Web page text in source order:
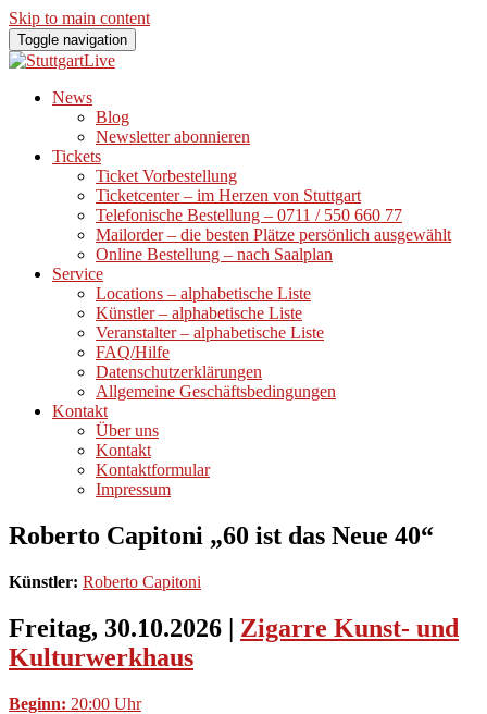
Skip to main content
Toggle navigation
News
Blog
Newsletter abonnieren
Tickets
Ticket Vorbestellung
Ticketcenter – im Herzen von Stuttgart
Telefonische Bestellung – 0711 / 550 660 77
Mailorder – die besten Plätze persönlich ausgewählt
Online Bestellung – nach Saalplan
Service
Locations – alphabetische Liste
Künstler – alphabetische Liste
Veranstalter – alphabetische Liste
FAQ/Hilfe
Datenschutzerklärungen
Allgemeine Geschäftsbedingungen
Kontakt
Über uns
Kontakt
Kontaktformular
Impressum
Roberto Capitoni „60 ist das Neue 40“
Künstler: Roberto Capitoni
Freitag, 30.10.2026 | Zigarre Kunst- und
Kulturwerkhaus
Beginn: 20:00 Uhr